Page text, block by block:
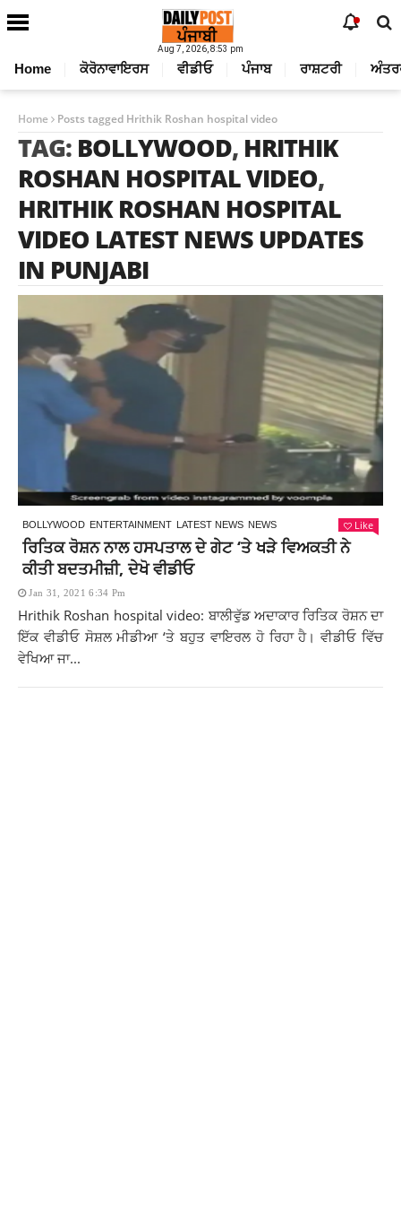
Aug 7, 2026, 8:53 pm
Home ਕੋਰੋਨਾਵਾਇਰਸ ਵੀਡੀਓ ਪੰਜਾਬ ਰਾਸ਼ਟਰੀ
Home Posts tagged Hrithik Roshan hospital video
TAG: BOLLYWOOD, HRITHIK
ROSHAN HOSPITAL VIDEO,
HRITHIK ROSHAN HOSPITAL
VIDEO LATEST NEWS UPDATES
IN PUNJABI
BOLLYWOOD ENTERTAINMENT LATEST NEWS NEWS Like
ਰਿਤਿਕ ਰੋਸ਼ਨ ਨਾਲ ਹਸਪਤਾਲ ਦੇ ਗੇਟ ‘ਤੇ ਖੜੇ ਵਿਅਕਤੀ ਨੇ
ਕੀਤੀ ਬਦਤਮੀਜ਼ੀ, ਦੇਖੋ ਵੀਡੀਓ
Jan 31, 2021 6:34 Pm
Hrithik Roshan hospital video: ਬਾਲੀਵੁੱਡ ਅਦਾਕਾਰ ਰਿਤਿਕ ਰੋਸ਼ਨ ਦਾ
ਇੱਕ ਵੀਡੀਓ ਸੋਸ਼ਲ ਮੀਡੀਆ ‘ਤੇ ਬਹੁਤ ਵਾਇਰਲ ਹੋ ਰਿਹਾ ਹੈ। ਵੀਡੀਓ ਵਿੱਚ
ਵੇਖਿਆ ਜਾ...